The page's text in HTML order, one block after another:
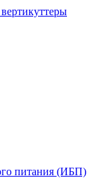
питания (ИБП)